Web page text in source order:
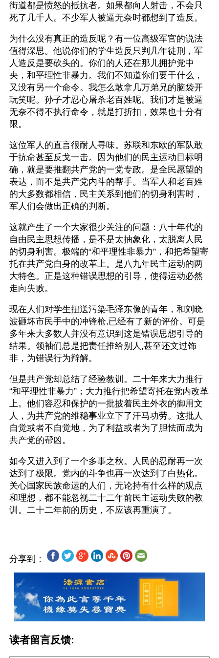
街道都是愤怒的抵抗者。如果都向人射击，不会只
死了几千人。不少军人被逼无奈时都想到了造反。
为什么没有真正的造反呢？有一位高级军官的说法
值得深思。他说你们的学生造反只判几年徒刑，军
人造反是要砍头的。你们的人还在那儿拥护党中
央，和平理性非暴力。我们不知道你们要干什么，
又没有另一个命令。我怎么敢拿几万弟兄的脑袋开
玩笑呢。孙子才忍心屠杀老百姓呢。我们才是被逼
无奈不得不执行命令，就是打折扣，效果也十分有
限。
这位军人的直言很耐人寻味。苏联和东欧的军队敢
于抗命甚至反戈一击。因为他们的民主运动目标明
确，就是要推翻共产党的一党专政。是全民愿望的
表达，而不是共产党内斗的帮手。当军人和老百姓
的大多数都相信，民主关系到他们的切身利害时，
军人们会做出正确的判断。
这就产生了一个大家很少关注的问题：八十年代的
自由民主思想传播，是不是太抽象化，太脱离人民
的切身利害。极端的“和平理性非暴力”，和把希望寄
托在共产党自身的改革上。是八九年民主运动的两
大特色。正是这种错误思想的引导，使得运动必然
走向失败。
现在人们对学生扭送污染毛泽东像的青年，和刘晓
波砸坏市民手中的冲锋枪,已经有了新的评价。可是
多年来大多数人并没有意识到这是错误思想引导的
结果。领袖们总是把责任推给别人,甚至还文过饰
非，为错误行为辩解。
但是共产党却总结了经验教训。二十年来大力推行
“和平理性非暴力”；大力推行把希望寄托在党内改革
上。他们容忍和保护的一批披着民主外衣的御用文
人，为共产党的维稳事业立下了汗马功劳。这批人
自觉或者不自觉地，为了利益或者为了胆怯而成为
共产党的帮凶。
如今又进入到了一个多事之秋。人民的忍耐再一次
达到了极限。党内的斗争也再一次达到了白热化。
关心国家民族命运的人们，无论持有什么样的观点
和理想，都不能忽视二十二年前民主运动失败的教
分享到：
读者留言反馈: